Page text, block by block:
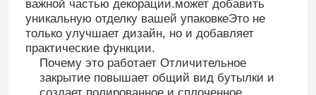
важной частью декорации.может добавить
уникальную отделку вашей упаковкеЭто не
только улучшает дизайн, но и добавляет
практические функции.
Почему это работает Отличительное
закрытие повышает общий вид бутылки и